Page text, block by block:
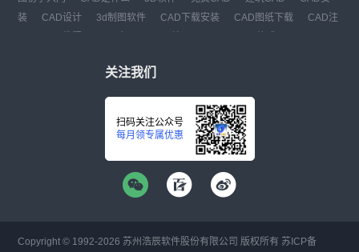
装
CAD设计 3d制图软件 CAD下载安装 CAD图纸下载
CAD注
关注我们
扫码关注公众号
每月领专属优惠
Copyright © 1992-2026 苏州浩辰软件股份有限公司 版权所有 苏ICP备